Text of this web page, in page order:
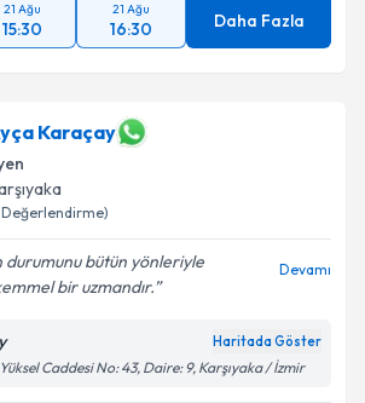
21 Ağu
15:30
21 Ağu
16:30 Daha Fazla
Karaçay
Değerlendirme)
durumunu bütün yönleriyle
bir uzmandır.
Devamı
Haritada Göster
Caddesi No: 43, Daire: 9, Karşıyaka / İzmir